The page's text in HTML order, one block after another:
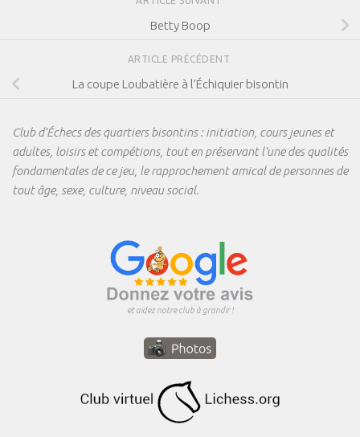
Betty Boop
ARTICLE PRÉCÉDENT
La coupe Loubatière à l’Échiquier bisontin
Club d'Échecs des quartiers bisontins : initiation, cours jeunes et
adultes, loisirs et compétions, tout en préservant l'une des qualités
fondamentales de ce jeu, le rapprochement amical de personnes de
tout âge, sexe, culture, niveau social.
et aidez notre club à grandir !